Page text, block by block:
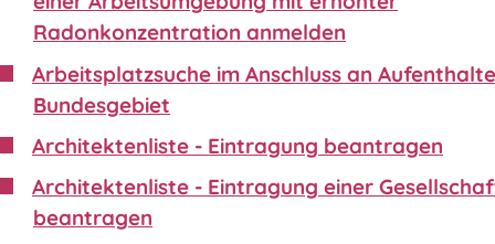
Radonkonzentration anmelden
Arbeitsplatzsuche im Anschluss an
Bundesgebiet
Architektenliste - Eintragung beantragen
Architektenliste - Eintragung einer
beantragen